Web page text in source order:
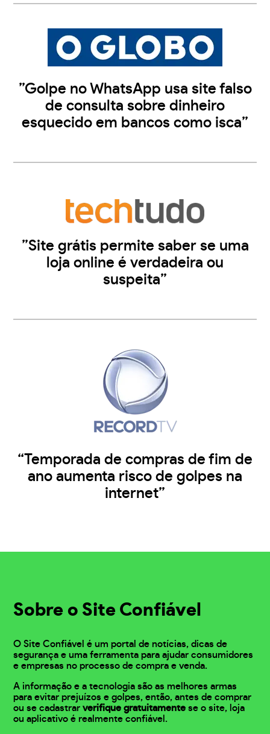
”Golpe no WhatsApp usa site falso
de consulta sobre dinheiro
esquecido em bancos como isca”
”Site grátis permite saber se uma
loja online é verdadeira ou
suspeita”
“Temporada de compras de fim de
ano aumenta risco de golpes na
internet”
Sobre o Site Confiável
O Site Confiável é um portal de notícias, dicas de
segurança e uma ferramenta para ajudar consumidores
e empresas no processo de compra e venda.
A informação e a tecnologia são as melhores armas
para evitar prejuízos e golpes, então, antes de comprar
ou se cadastrarverifique gratuitamente se o site, loja
ou aplicativo é realmente confiável.